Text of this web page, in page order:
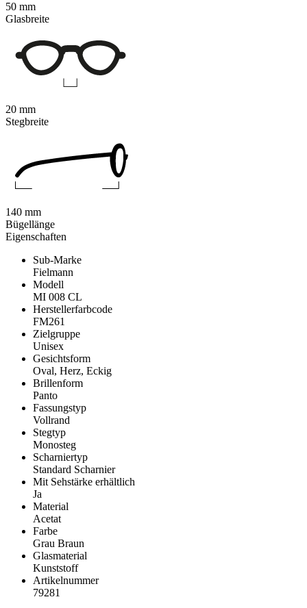
Eigenschaften
Sub-Marke
Fielmann
Modell
MI 008 CL
Herstellerfarbcode
FM261
Zielgruppe
Unisex
Gesichtsform
Oval, Herz, Eckig
Brillenform
Panto
Fassungstyp
Vollrand
Stegtyp
Monosteg
Scharniertyp
Standard Scharnier
Mit Sehstärke erhältlich
Ja
Material
Acetat
Farbe
Grau Braun
Glasmaterial
Kunststoff
Artikelnummer
79281
50 mm
Glasbreite
20 mm
Stegbreite
140 mm
Bügellänge